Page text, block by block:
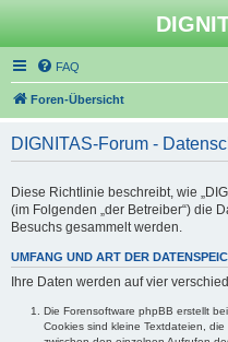
FAQ
Foren-Übersicht
DIGNITAS-Forum -
Diese Richtlinie beschreibt, wie
(im Folgenden „der Betreiber“) die
Besuchs gesammelt werden.
UMFANG UND ART DER
Ihre Daten werden auf vier
Die Forensoftware phpBB erstellt
Cookies sind kleine Textdateien,